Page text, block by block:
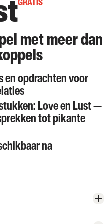
met meer dan
en opdrachten voor
Love en Lust —
tot pikante
na